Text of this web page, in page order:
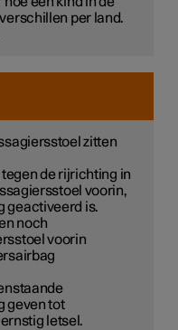
per land.
zitten
de rijrichting in
voorin,
geactiveerd is.
noch
voorin
geven tot
letsel.